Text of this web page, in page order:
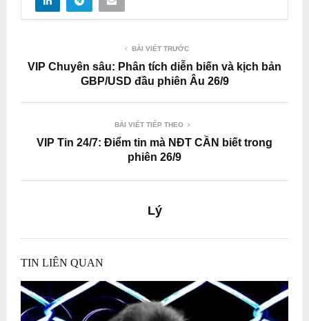
BÀI VIẾT TRƯỚC
VIP Chuyên sâu: Phân tích diễn biến và kịch bản
GBP/USD đầu phiên Âu 26/9
BÀI VIẾT TIẾP THEO
VIP Tin 24/7: Điểm tin mà NĐT CẦN biết trong
phiên 26/9
Lý
TIN LIÊN QUAN